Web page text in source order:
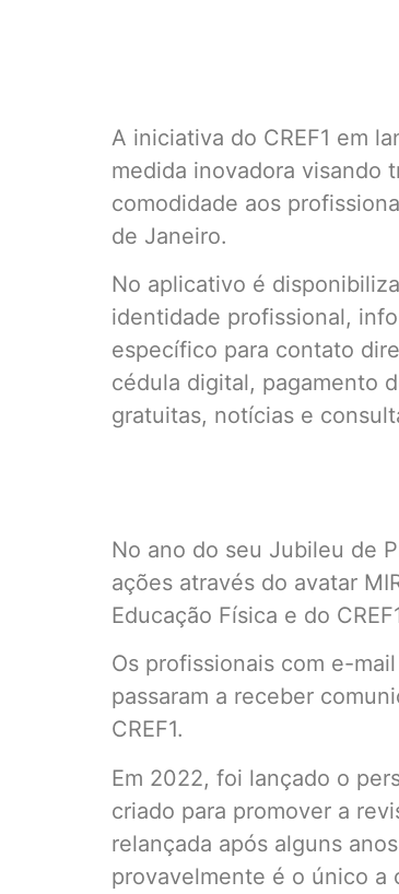
A iniciativa do CREF1 em
medida inovadora visando
comodidade aos
de Janeiro.
No aplicativo é
identidade profissional,
específico para contato
cédula digital, pagamento
gratuitas, notícias e
No ano do seu Jubileu de
ações através do avatar
Educação Física e do
Os profissionais com e-
passaram a receber
CREF1.
Em 2022, foi lançado o
criado para promover a
relançada após alguns
provavelmente é o único a